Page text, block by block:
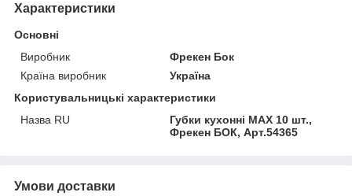
Характеристики
Основні
Виробник
Фрекен Бок
Країна виробник
Україна
Користувальницькі характеристики
Назва RU
Губки кухонні MAX 10 шт.,
Фрекен БОК, Арт.54365
Умови доставки